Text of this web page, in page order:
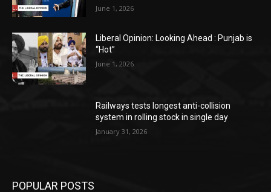
June 1, 2026
Liberal Opinion: Looking Ahead : Punjab is
“Hot”
June 1, 2026
Railways tests longest anti-collision
system in rolling stock in single day
January 31, 2026
POPULAR POSTS